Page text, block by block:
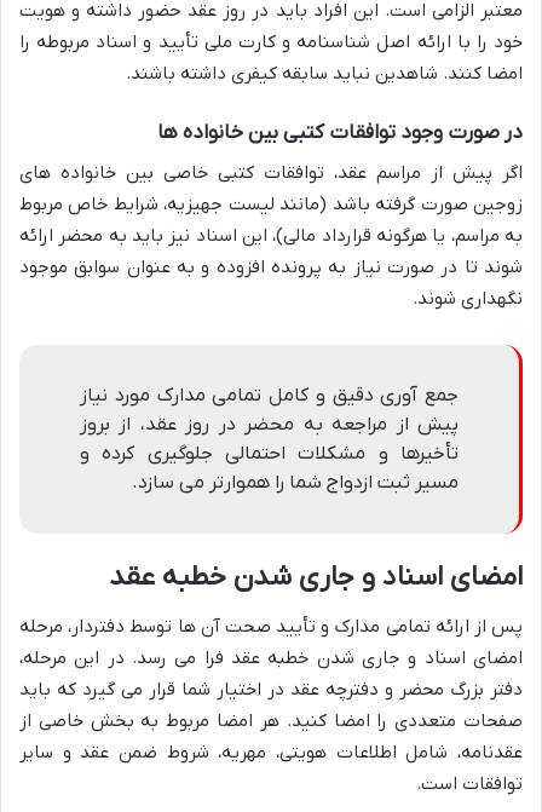
معتبر الزامی است. این افراد باید در روز عقد حضور داشته و هویت
خود را با ارائه اصل شناسنامه و کارت ملی تأیید و اسناد مربوطه را
امضا کنند. شاهدین نباید سابقه کیفری داشته باشند.
در صورت وجود توافقات کتبی بین خانواده ها
اگر پیش از مراسم عقد، توافقات کتبی خاصی بین خانواده های
زوجین صورت گرفته باشد (مانند لیست جهیزیه، شرایط خاص مربوط
به مراسم، یا هرگونه قرارداد مالی)، این اسناد نیز باید به محضر ارائه
شوند تا در صورت نیاز به پرونده افزوده و به عنوان سوابق موجود
نگهداری شوند.
جمع آوری دقیق و کامل تمامی مدارک مورد نیاز
پیش از مراجعه به محضر در روز عقد، از بروز
تأخیرها و مشکلات احتمالی جلوگیری کرده و
مسیر ثبت ازدواج شما را هموارتر می سازد.
امضای اسناد و جاری شدن خطبه عقد
پس از ارائه تمامی مدارک و تأیید صحت آن ها توسط دفتردار، مرحله
امضای اسناد و جاری شدن خطبه عقد فرا می رسد. در این مرحله،
دفتر بزرگ محضر و دفترچه عقد در اختیار شما قرار می گیرد که باید
صفحات متعددی را امضا کنید. هر امضا مربوط به بخش خاصی از
عقدنامه، شامل اطلاعات هویتی، مهریه، شروط ضمن عقد و سایر
توافقات است.